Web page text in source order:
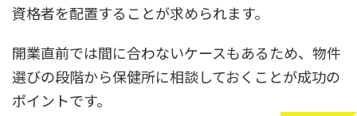
資格者を配置することが求められます。
開業直前では間に合わないケースもあるため、物件
選びの段階から保健所に相談しておくことが成功の
ポイントです。